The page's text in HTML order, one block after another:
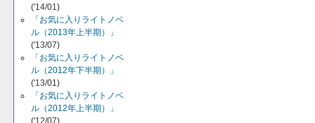
('14/01)
「お気に入りライトノベ
ル（2013年上半期）」
('13/07)
「お気に入りライトノベ
ル（2012年下半期）」
('13/01)
「お気に入りライトノベ
ル（2012年上半期）」
('12/07)